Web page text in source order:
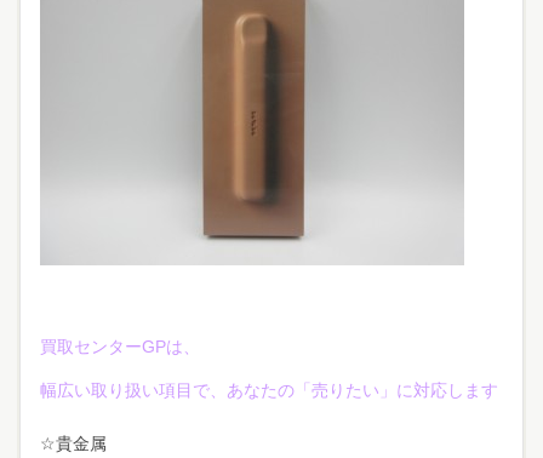
買取センターGPは、
幅広い取り扱い項目で、あなたの「売りたい」に対応します
☆貴金属